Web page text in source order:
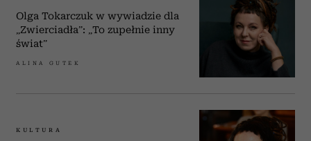
Olga Tokarczuk w wywiadzie dla
„Zwierciadła”: „To zupełnie inny
świat”
ALINA GUTEK
KULTURA